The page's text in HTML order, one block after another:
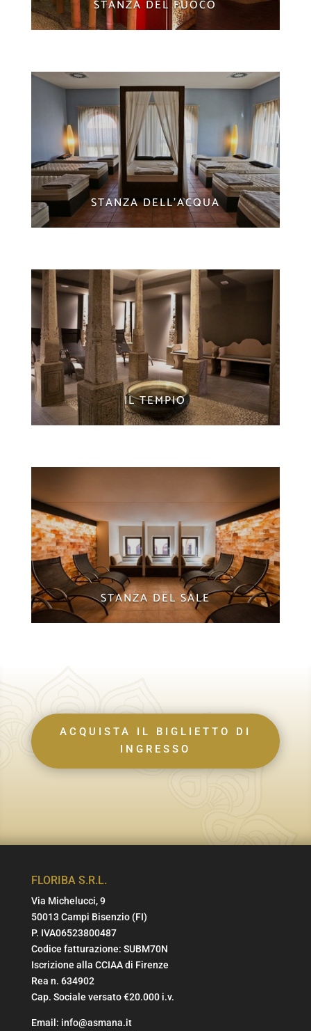
STANZA DEL FUOCO
STANZA DELL'ACQUA
IL TEMPIO
STANZA DEL SALE
ACQUISTA IL BIGLIETTO DI
INGRESSO
FLORIBA S.R.L.
Via Michelucci, 9
50013 Campi Bisenzio (FI)
P. IVA06523800487
Codice fatturazione: SUBM70N
Iscrizione alla CCIAA di Firenze
Rea n. 634902
Cap. Sociale versato €20.000 i.v.
Email: info@asmana.it